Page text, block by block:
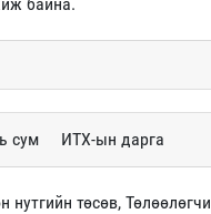
сум ИТХ-ын дарга
төсөв,